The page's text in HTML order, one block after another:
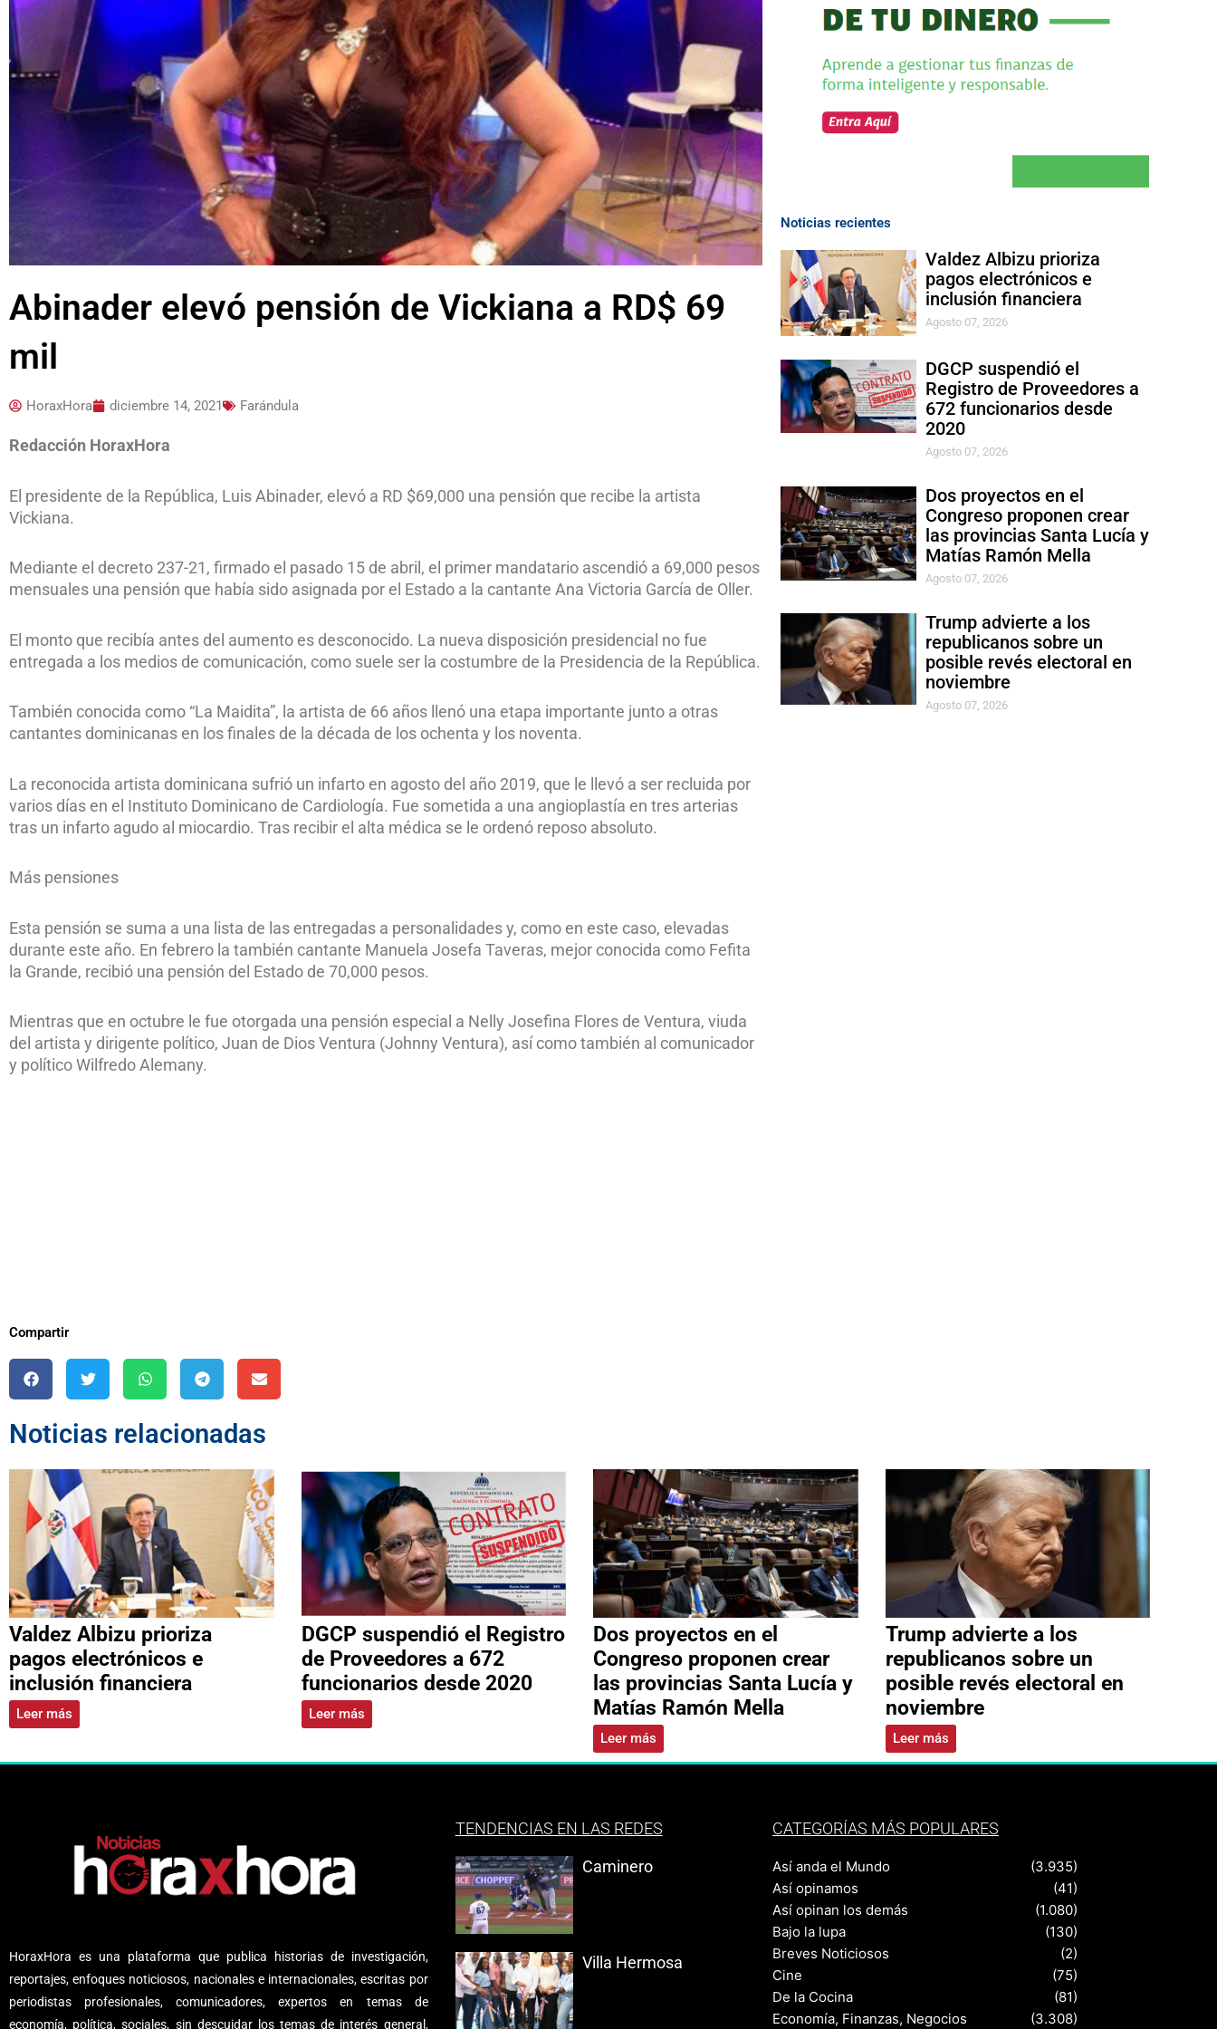
Abinader elevó pensión de Vickiana a RD$ 69
mil
HoraxHora diciembre 14, 2021 Farándula
Redacción HoraxHora
El presidente de la República, Luis Abinader, elevó a RD $69,000 una pensión que recibe la artista
Vickiana.
Mediante el decreto 237-21, firmado el pasado 15 de abril, el primer mandatario ascendió a 69,000 pesos
mensuales una pensión que había sido asignada por el Estado a la cantante Ana Victoria García de Oller.
El monto que recibía antes del aumento es desconocido. La nueva disposición presidencial no fue
entregada a los medios de comunicación, como suele ser la costumbre de la Presidencia de la República.
También conocida como “La Maidita”, la artista de 66 años llenó una etapa importante junto a otras
cantantes dominicanas en los finales de la década de los ochenta y los noventa.
La reconocida artista dominicana sufrió un infarto en agosto del año 2019, que le llevó a ser recluida por
varios días en el Instituto Dominicano de Cardiología. Fue sometida a una angioplastía en tres arterias
tras un infarto agudo al miocardio. Tras recibir el alta médica se le ordenó reposo absoluto.
Más pensiones
Esta pensión se suma a una lista de las entregadas a personalidades y, como en este caso, elevadas
durante este año. En febrero la también cantante Manuela Josefa Taveras, mejor conocida como Fefita
la Grande, recibió una pensión del Estado de 70,000 pesos.
Mientras que en octubre le fue otorgada una pensión especial a Nelly Josefina Flores de Ventura, viuda
del artista y dirigente político, Juan de Dios Ventura (Johnny Ventura), así como también al comunicador
y político Wilfredo Alemany.
Compartir
Noticias recientes
Valdez Albizu prioriza
pagos electrónicos e
inclusión financiera
Agosto 07, 2026
DGCP suspendió el
Registro de Proveedores a
672 funcionarios desde
2020
Agosto 07, 2026
Dos proyectos en el
Congreso proponen crear
las provincias Santa Lucía y
Matías Ramón Mella
Agosto 07, 2026
Trump advierte a los
republicanos sobre un
posible revés electoral en
noviembre
Agosto 07, 2026
Noticias relacionadas
Valdez Albizu prioriza
pagos electrónicos e
inclusión financiera
Leer más
DGCP suspendió el Registro
de Proveedores a 672
funcionarios desde 2020
Leer más
Dos proyectos en el
Congreso proponen crear
las provincias Santa Lucía y
Matías Ramón Mella
Leer más
Trump advierte a los
republicanos sobre un
posible revés electoral en
noviembre
Leer más
HoraxHora es una plataforma que publica historias de investigación,
reportajes, enfoques noticiosos, nacionales e internacionales, escritas por
periodistas profesionales, comunicadores, expertos en temas de
economía, política, sociales, sin descuidar los temas de interés general,
TENDENCIAS EN LAS REDES
Caminero
Villa Hermosa
CATEGORÍAS MÁS POPULARES
Así anda el Mundo
(3.935)
Así opinamos
(41)
Así opinan los demás
(1.080)
Bajo la lupa
(130)
Breves Noticiosos
(2)
Cine
(75)
De la Cocina
(81)
Economía, Finanzas, Negocios
(3.308)